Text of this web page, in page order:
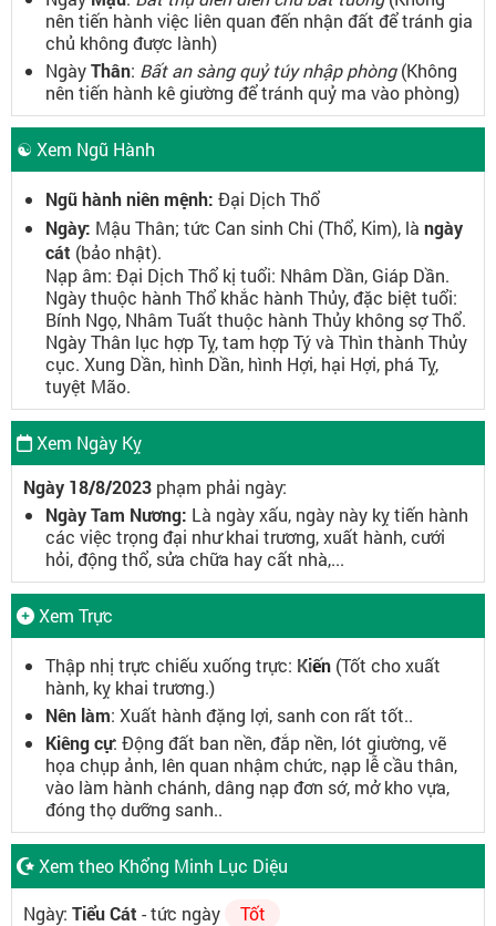
nên tiến hành việc liên quan đến nhận đất để tránh gia
chủ không được lành)
NgàyThân: Bất an sàng quỷ túy nhập phòng(Không
nên tiến hành kê giường để tránh quỷ ma vào phòng)
☯ Xem Ngũ Hành
Ngũ hành niên mệnh: Đại Dịch Thổ
Ngày: Mậu Thân; tức Can sinh Chi (Thổ, Kim), là ngày
cát (bảo nhật).
Nạp âm: Đại Dịch Thổ kị tuổi: Nhâm Dần, Giáp Dần.
Ngày thuộc hành Thổ khắc hành Thủy, đặc biệt tuổi:
Bính Ngọ, Nhâm Tuất thuộc hành Thủy không sợ Thổ.
Ngày Thân lục hợp Tỵ, tam hợp Tý và Thìn thành Thủy
cục. Xung Dần, hình Dần, hình Hợi, hại Hợi, phá Tỵ,
tuyệt Mão.
Xem Ngày Kỵ
Ngày 18/8/2023 phạm phải ngày:
Ngày Tam Nương: Là ngày xấu, ngày này kỵ tiến hành
các việc trọng đại như khai trương, xuất hành, cưới
hỏi, động thổ, sửa chữa hay cất nhà,...
Xem Trực
Thập nhị trực chiếu xuống trực: Kiến (Tốt cho xuất
hành, kỵ khai trương.)
Nên làm: Xuất hành đặng lợi, sanh con rất tốt..
Kiêng cự: Động đất ban nền, đắp nền, lót giường, vẽ
họa chụp ảnh, lên quan nhậm chức, nạp lễ cầu thân,
vào làm hành chánh, dâng nạp đơn sớ, mở kho vựa,
đóng thọ dưỡng sanh..
Xem theo Khổng Minh Lục Diệu
Ngày: Tiểu Cát - tức ngày
Tốt